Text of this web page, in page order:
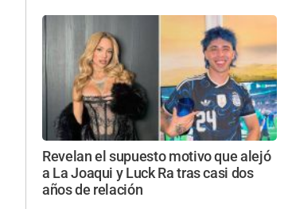
Revelan el supuesto motivo que alejó
a La Joaqui y Luck Ra tras casi dos
años de relación